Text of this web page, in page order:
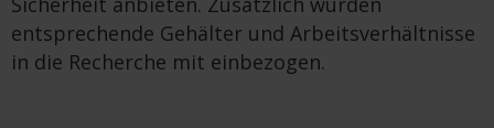
entsprechende Gehälter und Arbeitsverhältnisse
in die Recherche mit einbezogen.